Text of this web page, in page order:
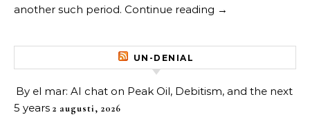
another such period. Continue reading →
UN-DENIAL
By el mar: AI chat on Peak Oil, Debitism, and the next
5 years 2 augusti, 2026